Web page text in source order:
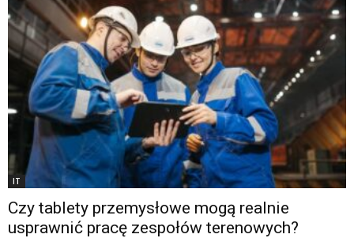
IT
Czy tablety przemysłowe mogą realnie
usprawnić pracę zespołów terenowych?